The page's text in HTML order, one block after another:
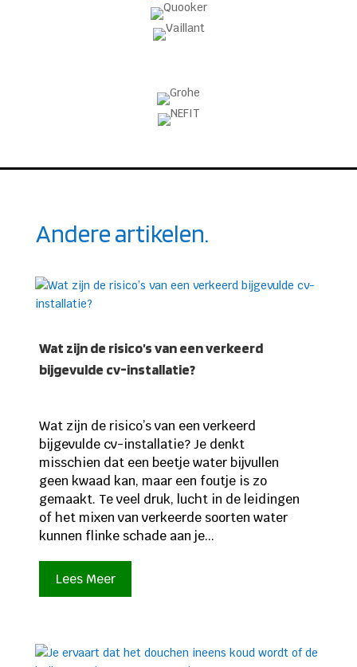
Andere artikelen.
Wat zijn de risico’s van een verkeerd
bijgevulde cv-installatie?
Wat zijn de risico’s van een verkeerd
bijgevulde cv-installatie? Je denkt
misschien dat een beetje water bijvullen
geen kwaad kan, maar een foutje is zo
gemaakt. Te veel druk, lucht in de leidingen
of het mixen van verkeerde soorten water
kunnen flinke schade aan je...
Lees Meer